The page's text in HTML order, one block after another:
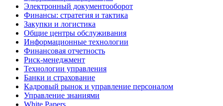
Электронный документооборот
Финансы: стратегия и тактика
Закупки и логистика
Общие центры обслуживания
Информационные технологии
Финансовая отчетность
Риск-менеджмент
Технологии управления
Банки и страхование
Кадровый рынок и управление персоналом
Управление знаниями
White Papers